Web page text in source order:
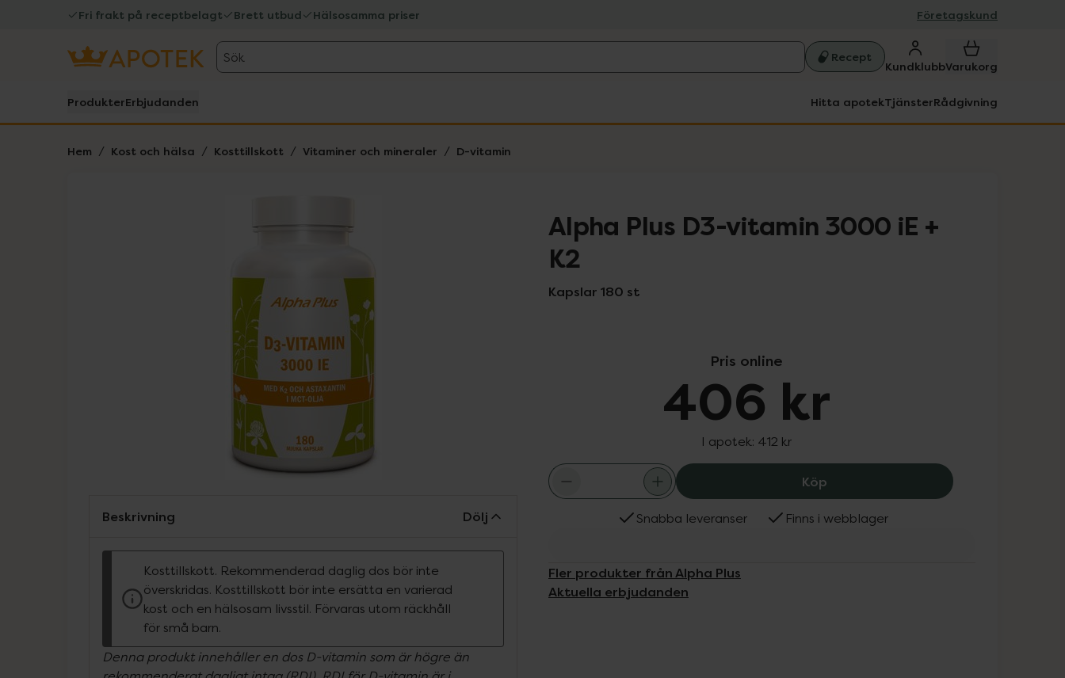
Fri frakt på receptbelagt Brett utbud Hälsosamma priser Företagskund
Sök Recept
KundklubbVarukorg
ProdukterErbjudanden Hitta apotekTjänsterRådgivning
Hem Kost och hälsa Kosttillskott Vitaminer och mineraler D-vitamin
Alpha Plus D3-vitamin 3000 iE +
K2
Kapslar 180 st
Pris online
406 kr
I apotek: 412 kr
Köp Alpha Plus D3-vitamin 3000 iE + K2,
Snabba leveranser Finns i webblager
Fler produkter från Alpha Plus
Aktuella erbjudanden
Beskrivning Dölj
Kosttillskott. Rekommenderad daglig dos bör inte
överskridas. Kosttillskott bör inte ersätta en varierad
kost och en hälsosam livsstil. Förvaras utom räckhåll
för små barn.
Denna produkt innehåller en dos D-vitamin som är högre än